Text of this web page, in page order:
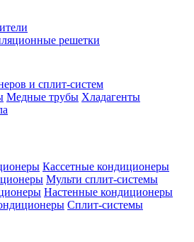
решетки
и сплит-систем
Медные трубы Хладагенты
Кассетные кондиционеры
Мульти сплит-системы
Настенные кондиционеры
Сплит-системы